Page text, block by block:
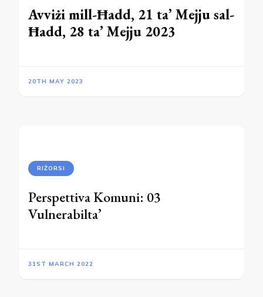
Avviżi mill-Ħadd, 21 ta’ Mejju sal-
Ħadd, 28 ta’ Mejju 2023
20TH MAY 2023
RIŻORSI
Perspettiva Komuni: 03
Vulnerabilta’
31ST MARCH 2022